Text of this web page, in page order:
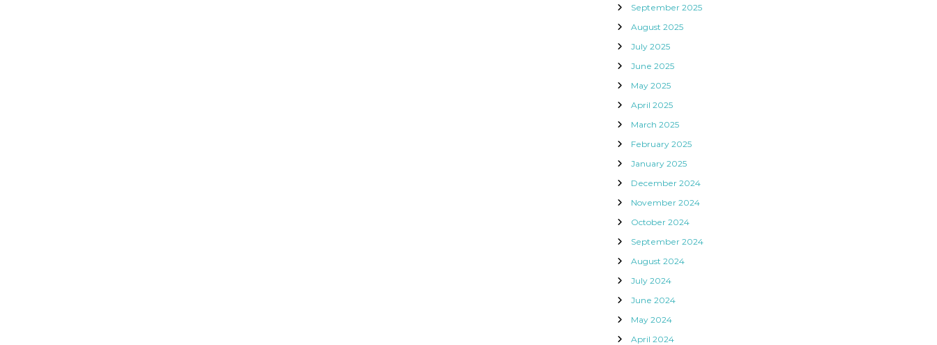
September 2025
August 2025
July 2025
June 2025
May 2025
April 2025
March 2025
February 2025
January 2025
December 2024
November 2024
October 2024
September 2024
August 2024
July 2024
June 2024
May 2024
April 2024